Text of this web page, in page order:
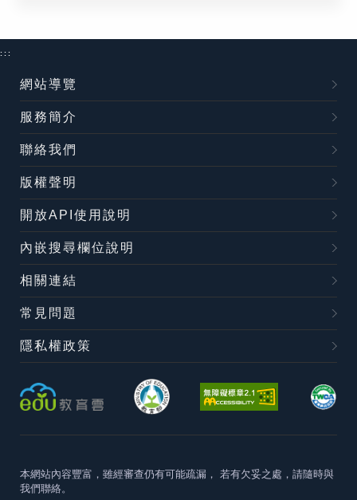
:::
網站導覽
服務簡介
聯絡我們
版權聲明
開放API使用說明
內嵌搜尋欄位說明
相關連結
常見問題
隱私權政策
本網站內容豐富，雖經審查仍有可能疏漏， 若有欠妥之處，請隨時與
我們聯絡。